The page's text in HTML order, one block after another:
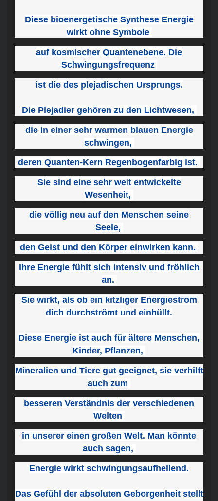
Diese bioenergetische Synthese Energie
wirkt ohne Symbole
auf kosmischer Quantenebene. Die
Schwingungsfrequenz
ist die des plejadischen Ursprungs.
Die Plejadier gehören zu den Lichtwesen,
die in einer sehr warmen blauen Energie
schwingen,
deren Quanten-Kern Regenbogenfarbig ist.
Sie sind eine sehr weit entwickelte
Wesenheit,
die völlig neu auf den Menschen seine
Seele,
den Geist und den Körper einwirken kann.
Ihre Energie fühlt sich intensiv und fröhlich
an.
Sie wirkt, als ob ein kitzliger Energiestrom
dich durchströmt und einhüllt.
Diese Energie ist auch für ältere Menschen,
Kinder, Pflanzen,
Mineralien und Tiere gut geeignet, sie verhilft
auch zum
besseren Verständnis der verschiedenen
Welten
in unserer einen großen Welt. Man könnte
auch sagen,
Energie wirkt schwingungsaufhellend.
Das Gefühl der absoluten Geborgenheit stellt